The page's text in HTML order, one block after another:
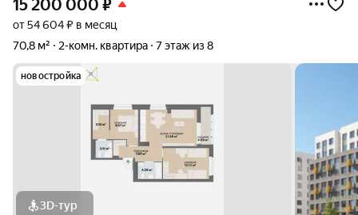
15 200 000 ₽
от 54 604 ₽ в месяц
70,8 м²
2-комн. квартира 7 этаж из 8
новостройка
3D-тур